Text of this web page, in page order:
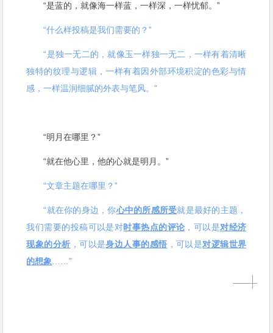
“是蓝的，就像海一样蓝，一样深，一样忧郁。”
“什么样投稿是我们需要的？”
“是独一无二的，就像玉一样独一无二，一样有着清晰
独特的纹理与逻辑，一样有着因外部环境积淀的色彩与情
感，一样温润细腻的外表与笔风。”
“明月在哪里？”
“就在他心里，他的心就是明月。”
“文章主题在哪里？”
“就在你的身边，你心中的所感所受就是最好的主题，
我们需要的投稿可以是对时事热点的评论 ，可以是对经济
现象的分析 ，可以是身边人事的感悟 ，可以是对逻辑世界
的想象 ……”